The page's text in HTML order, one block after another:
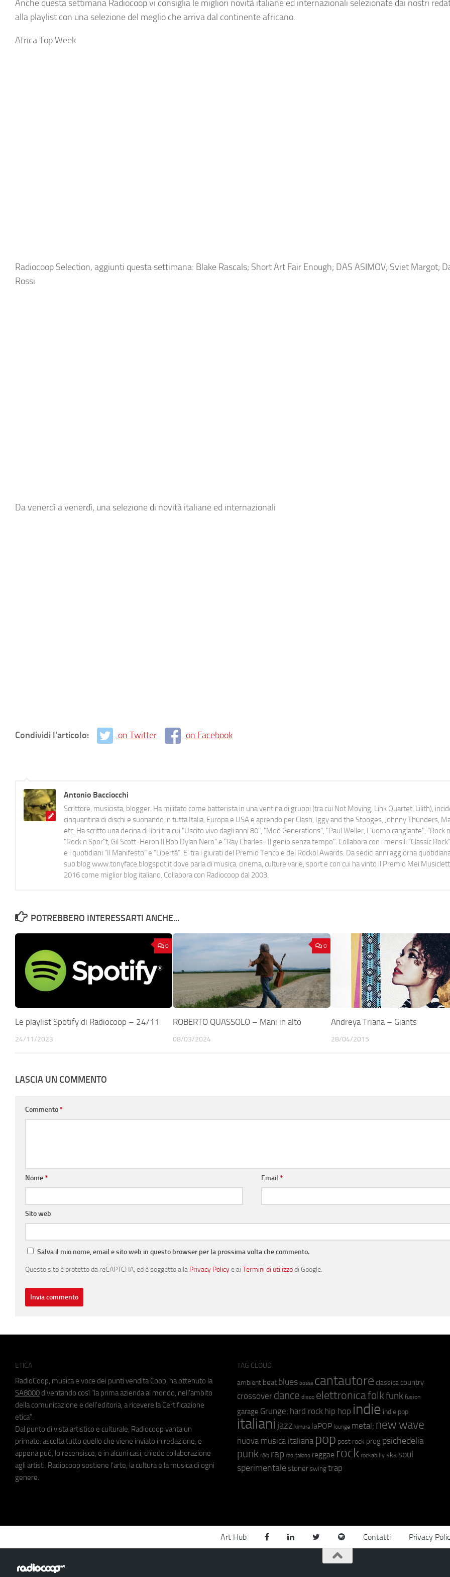
Anche questa settimana Radiocoop vi consiglia le migliori novità italiane ed internazionali selezionate dai nostri
alla playlist con una selezione del meglio che arriva dal continente africano.
Africa Top Week
Radiocoop Selection, aggiunti questa settimana: Blake Rascals; Short Art Fair Enough; DAS ASIMOV; Sviet Margot;
Rossi
Da venerdì a venerdì, una selezione di novità italiane ed internazionali
Condividi l'articolo: on Twitter on Facebook
Antonio Bacciocchi
Scrittore, musicista, blogger. Ha militato come batterista in una ventina di gruppi (tra cui Not Moving, Link Quartet, Lilith),
cinquantina di dischi e suonando in tutta Italia, Europa e USA e aprendo per Clash, Iggy and the Stooges, Johnny Thunders,
etc. Ha scritto una decina di libri tra cui "Uscito vivo dagli anni 80", "Mod Generations", "Paul Weller, L’uomo cangiante", "Rock
"Rock n Spor"t, Gil Scott-Heron Il Bob Dylan Nero" e "Ray Charles- Il genio senza tempo". Collabora con i mensili “Classic
e i quotidiani “Il Manifesto” e “Libertà”. E' tra i giurati del Premio Tenco e del Rockol Awards. Da sedici anni aggiorna
suo blog www.tonyface.blogspot.it dove parla di musica, cinema, culture varie, sport e con cui ha vinto il Premio Mei
2016 come miglior blog italiano. Collabora con Radiocoop dal 2003.
POTREBBERO INTERESSARTI ANCHE...
0
Le playlist Spotify di Radiocoop – 24/11
24/11/2023
0
ROBERTO QUASSOLO – Mani in alto
08/03/2024
Andreya Triana – Giants
28/04/2015
LASCIA UN COMMENTO
Commento*
Nome* Email*
Sito web
Salva il mio nome, email e sito web in questo browser per la prossima volta che commento.
Questo sito è protetto da reCAPTCHA, ed è soggetto alla Privacy Policye ai Termini di utilizzodi Google.
ETICA
RadioCoop, musica e voce dei punti vendita Coop, ha ottenuto la
SA8000 diventando così "la prima azienda al mondo, nell'ambito
della comunicazione e dell'editoria, a ricevere la Certificazione
etica".
Dal punto di vista artistico e culturale, Radiocoop vanta un
primato: ascolta tutto quello che viene inviato in redazione, e
appena può, lo recensisce, e in alcuni casi, chiede collaborazione
agli artisti. Radiocoop sostiene l'arte, la cultura e la musica di ogni
genere.
TAG CLOUD
ambient beat blues bossa cantautore classica country
crossover dance disco elettronicafolkfunk fusion
garage Grunge; hard rock hip hop indie indie pop
italiani jazz kimura laPOP lounge metal; new wave
nuova musica italiana pop post rock prog psichedelia
punk r&b rap rap italiano reggae rock rockabilly ska soul
sperimentale stoner swing trap
Art Hub Contatti Privacy